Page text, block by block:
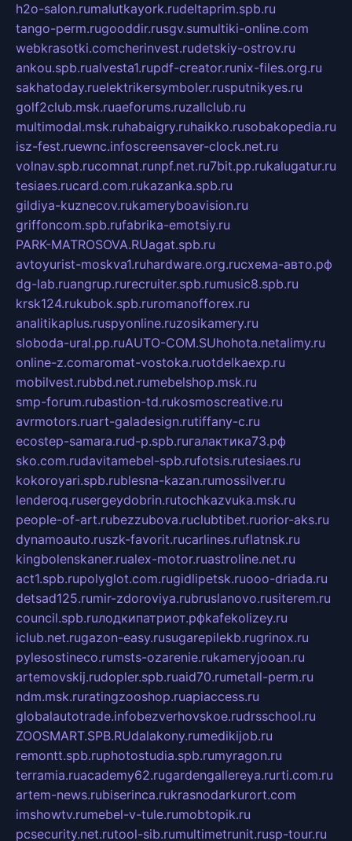
h2o-salon.rumalutkayork.rudeltaprim.spb.ru
tango-perm.rugooddir.rusgv.sumultiki-online.com
webkrasotki.comcherinvest.rudetskiy-ostrov.ru
ankou.spb.rualvesta1.rupdf-creator.runix-files.org.ru
sakhatoday.ruelektrikersymboler.rusputnikyes.ru
golf2club.msk.ruaeforums.ruzallclub.ru
multimodal.msk.ruhabaigry.ruhaikko.rusobakopedia.ru
isz-fest.ruewnc.infoscreensaver-clock.net.ru
volnav.spb.rucomnat.runpf.net.ru7bit.pp.rukalugatur.ru
tesiaes.rucard.com.rukazanka.spb.ru
gildiya-kuznecov.rukameryboavision.ru
griffoncom.spb.rufabrika-emotsiy.ru
PARK-MATROSOVA.RUagat.spb.ru
avtoyurist-moskva1.ruhardware.org.ruсхема-авто.рф
dg-lab.ruangrup.rurecruiter.spb.rumusic8.spb.ru
krsk124.rukubok.spb.ruromanofforex.ru
analitikaplus.ruspyonline.ruzosikamery.ru
sloboda-ural.pp.ruAUTO-COM.SUhohota.netalimy.ru
online-z.comaromat-vostoka.ruotdelkaexp.ru
mobilvest.rubbd.net.rumebelshop.msk.ru
smp-forum.rubastion-td.rukosmoscreative.ru
avrmotors.ruart-galadesign.rutiffany-c.ru
ecostep-samara.rud-p.spb.ruгалактика73.рф
sko.com.rudavitamebel-spb.rufotsis.rutesiaes.ru
kokoroyari.spb.rublesna-kazan.rumossilver.ru
lenderoq.rusergeydobrin.rutochkazvuka.msk.ru
people-of-art.rubezzubova.ruclubtibet.ruorior-aks.ru
dynamoauto.ruszk-favorit.rucarlines.ruflatnsk.ru
kingbolenskaner.rualex-motor.ruastroline.net.ru
act1.spb.rupolyglot.com.rugidlipetsk.ruooo-driada.ru
detsad125.rumir-zdoroviya.rubruslanovo.rusiterem.ru
council.spb.ruлодкипатриот.рфkafekolizey.ru
iclub.net.rugazon-easy.rusugarepilekb.rugrinox.ru
pylesostineco.rumsts-ozarenie.rukameryjooan.ru
artemovskij.rudopler.spb.ruaid70.rumetall-perm.ru
ndm.msk.ruratingzooshop.ruapiaccess.ru
globalautotrade.infobezverhovskoe.rudrsschool.ru
ZOOSMART.SPB.RUdalakony.rumedikijob.ru
remontt.spb.ruphotostudia.spb.rumyragon.ru
terramia.ruacademy62.rugardengallereya.rurti.com.ru
artem-news.rubiserinca.rukrasnodarkurort.com
imshowtv.rumebel-v-tule.rumobtopik.ru
pcsecurity.net.rutool-sib.rumultimetrunit.rusp-tour.ru